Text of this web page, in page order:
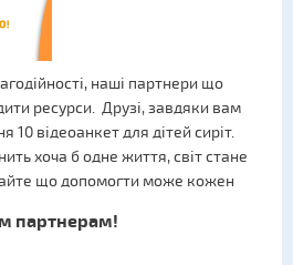
наші партнери що
ресурси. Друзі, завдяки вам
10 відеоанкет для дітей сиріт.
хоча б одне життя, світ стане
що допомогти може кожен
партнерам!